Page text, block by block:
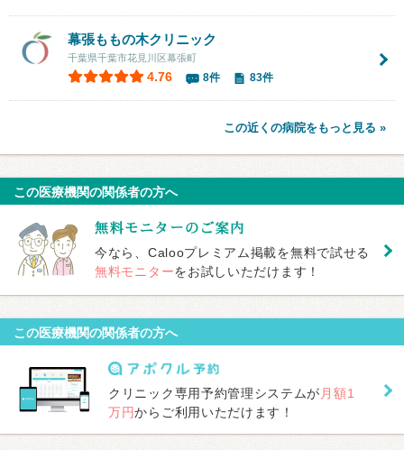
幕張ももの木クリニック
千葉県千葉市花見川区幕張町
4.76 8件 83件
この近くの病院をもっと見る »
この医療機関の関係者の方へ
今なら、Calooプレミアム掲載を無料で試せる
無料モニターをお試しいただけます！
この医療機関の関係者の方へ
クリニック専用予約管理システムが 月額1
万円からご利用いただけます！